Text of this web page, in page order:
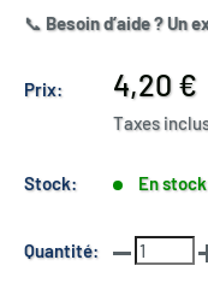
📞 Besoin d’aide ? Un
Prix:
Prix
réduit
4,20 €
Taxes
Stock: En stock
Quantité: